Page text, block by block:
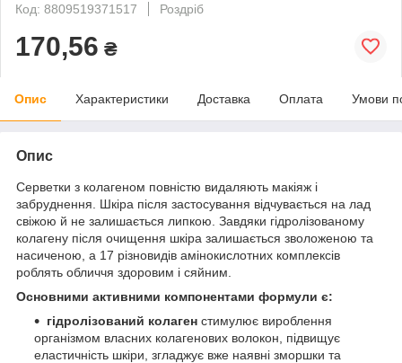
Код: 8809519371517
Роздріб
170,56 ₴
Опис Характеристики Доставка Оплата Умови
Опис
Серветки з колагеном повністю видаляють макіяж і
забруднення. Шкіра після застосування відчувається на лад
свіжою й не залишається липкою. Завдяки гідролізованому
колагену після очищення шкіра залишається зволоженою та
насиченою, а 17 різновидів амінокислотних комплексів
роблять обличчя здоровим і сяйним.
Основними активними компонентами формули є:
гідролізований колаген стимулює вироблення
організмом власних колагенових волокон, підвищує
еластичність шкіри, згладжує вже наявні зморшки та